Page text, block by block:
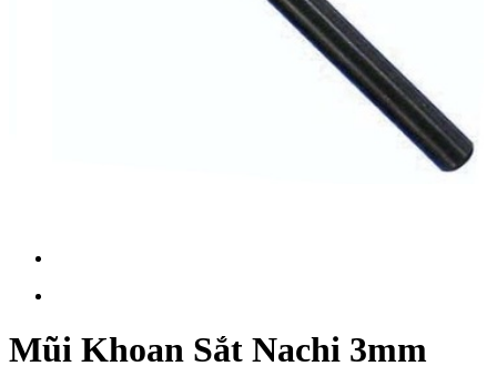
Mũi Khoan Sắt Nachi 3mm